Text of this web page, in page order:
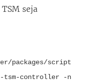
seja
packages/script
tsm-controller -n